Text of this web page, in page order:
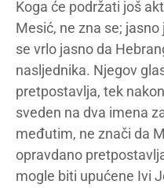
Koga će podržati još
Mesić, ne zna se;
se vrlo jasno da
nasljednika. Njegov
pretpostavlja, tek
sveden na dva imena
međutim, ne znači da
opravdano
mogle biti upućene Ivi